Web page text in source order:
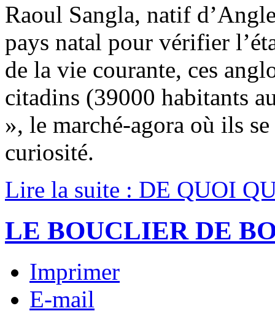
Raoul Sangla, natif
pays natal pour vérifier
de la vie courante, ces
citadins (39000 habitants
», le marché-agora où ils
curiosité.
Lire la suite : DE QUOI
LE BOUCLIER DE
Imprimer
E-mail